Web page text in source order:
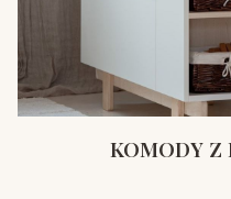
KOMODY Z